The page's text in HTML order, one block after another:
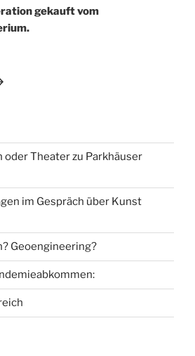
gekauft vom
oder Theater zu Parkhäuser
im Gespräch über Kunst
Geoengineering?